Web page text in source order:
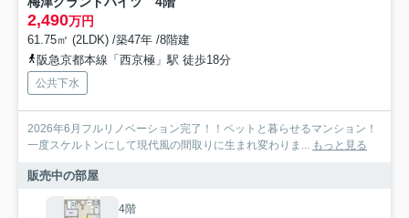
2,490万円
61.75㎡ (2LDK) /築47年 /8階建
阪急京都本線「西京極」駅 徒歩18分
公共下水
2026年6月フルリノベーション完了！！ペットと暮らせるマンション！
一度スケルトンにして現代風の間取りに生まれ変わりま... もっと見る
販売中の部屋
4階